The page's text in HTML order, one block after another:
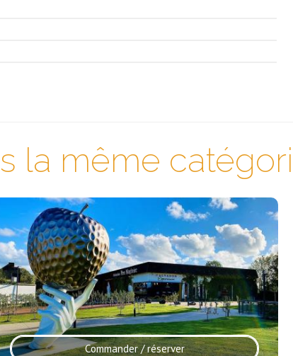
la même
Commander / réserver